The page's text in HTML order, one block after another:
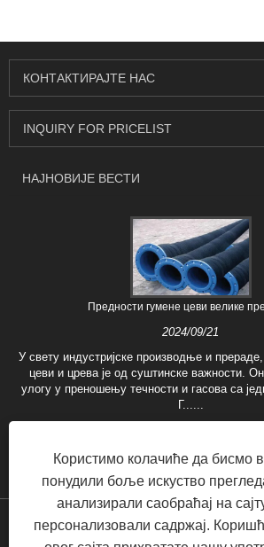
КОНТАКТИРАЈТЕ НАС
INQUIRY FOR PRICELIST
НАЈНОВИЈЕ ВЕСТИ
Предности гумене цеви велике
2024/09/21
У свету индустријске производње и
цеви и црева је од суштинске важности.
улогу у преношењу течности и гасова са
Г......
Цопиригхт © 2022 Хебеи Фусхуо метална
Користимо колачиће да бисмо
понудили боље искуство
анализирали саобраћај на
персонализовали садржај.